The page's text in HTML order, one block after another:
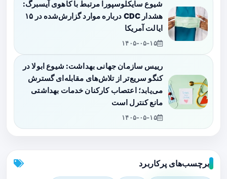
شیوع سایکلوسپورا مرتبط با کاهوی آیسبرگ:
هشدار CDC درباره موارد گزارش‌شده در ۱۵
ایالت آمریکا
۱۴۰۵-۰۵-۱۵
رییس سازمان جهانی بهداشت: شیوع ابولا در
کنگو سریع‌تر از تلاش‌های مقابله‌ای گسترش
می‌یابد؛ اعتصاب کارکنان خدمات بهداشتی
مانع کنترل است
۱۴۰۵-۰۵-۱۵
برچسب‌های پرکاربرد